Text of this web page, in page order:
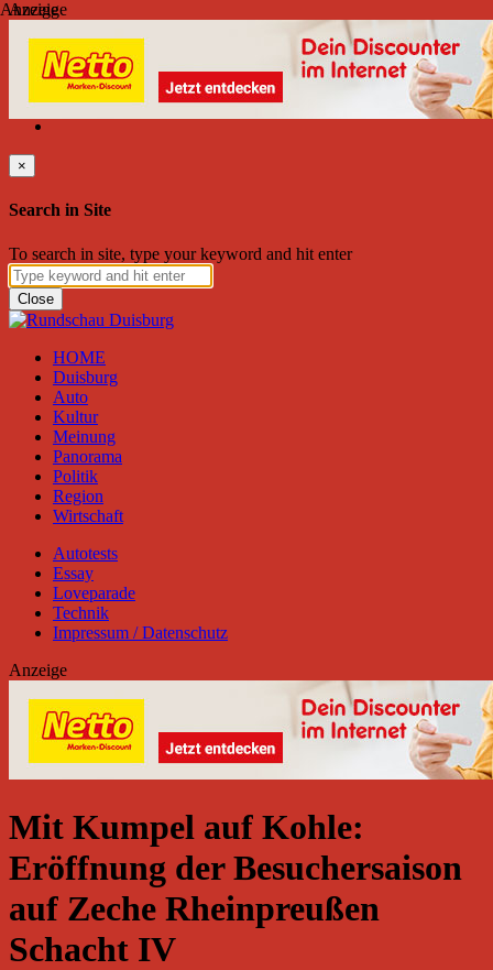
Freitag, August 07, 2026
Friend on Facebook Follow on Twitter
Subscribe to RSS
Search
×
Search in Site
To search in site, type your keyword and hit enter
Close
HOME
Duisburg
Auto
Kultur
Meinung
Panorama
Politik
Region
Wirtschaft
Autotests
Essay
Loveparade
Technik
Impressum / Datenschutz
Anzeige
Mit Kumpel auf Kohle:
Eröffnung der Besuchersaison
auf Zeche Rheinpreußen
Schacht IV
Anzeige
Anzeige